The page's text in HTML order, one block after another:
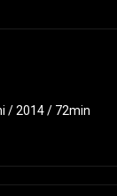
/ 2014 / 72min